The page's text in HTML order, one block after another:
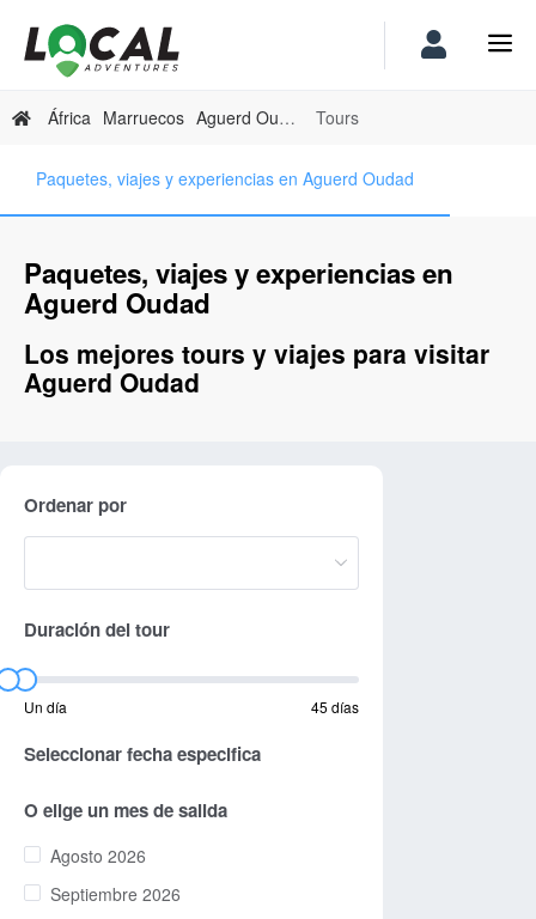
África Marruecos Aguerd Oudad Tours
Paquetes, viajes y experiencias en Aguerd Oudad
Paquetes, viajes y experiencias en
Aguerd Oudad
Los mejores tours y viajes para visitar
Aguerd Oudad
Ordenar por
Duración del tour
Un día 45 días
Seleccionar fecha especifica
O elige un mes de salida
Agosto 2026
Septiembre 2026